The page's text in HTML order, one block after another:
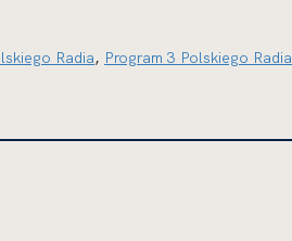
Radia, Program 3 Polskiego Radia